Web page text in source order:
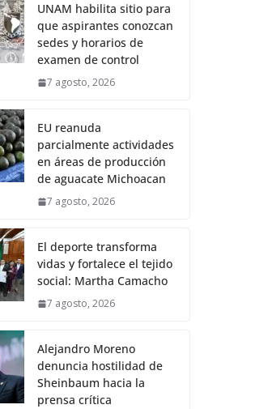
UNAM habilita sitio para
que aspirantes conozcan
sedes y horarios de
examen de control
7 agosto, 2026
EU reanuda
parcialmente actividades
en áreas de producción
de aguacate Michoacan
7 agosto, 2026
El deporte transforma
vidas y fortalece el tejido
social: Martha Camacho
7 agosto, 2026
Alejandro Moreno
denuncia hostilidad de
Sheinbaum hacia la
prensa crítica